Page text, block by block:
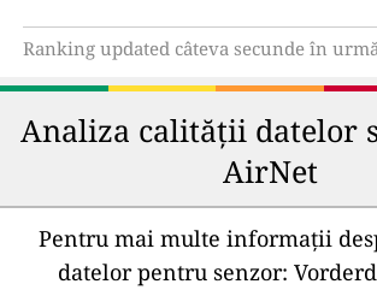
Ranking updated câteva secunde în
Analiza calității datelor
AirNet
Pentru mai multe informații
datelor pentru senzor: